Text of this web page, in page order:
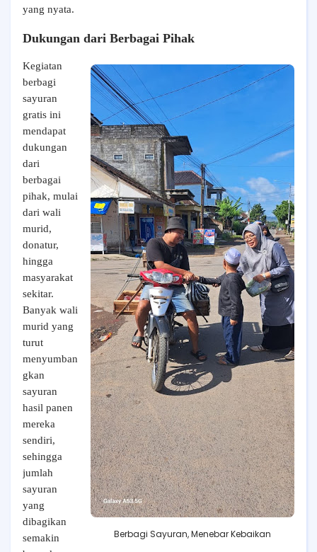
yang nyata.
Dukungan dari Berbagai Pihak
Berbagi Sayuran, Menebar Kebaikan
Kegiatan
berbagi
sayuran
gratis ini
mendapat
dukungan
dari
berbagai
pihak, mulai
dari wali
murid,
donatur,
hingga
masyarakat
sekitar.
Banyak wali
murid yang
turut
menyumban
gkan
sayuran
hasil panen
mereka
sendiri,
sehingga
jumlah
sayuran
yang
dibagikan
semakin